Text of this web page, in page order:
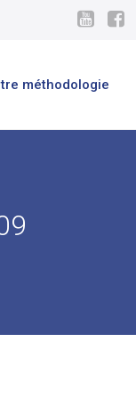
méthodologie